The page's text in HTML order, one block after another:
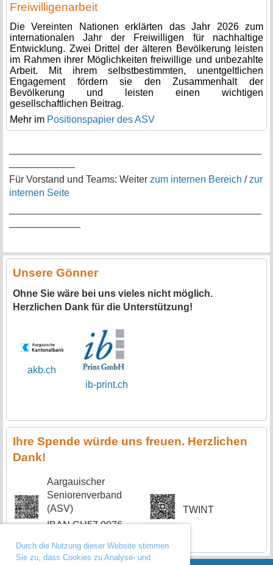
Durch die Nutzung dieser Website stimmen
Sie zu, dass Cookies zu Analyse- und
Freiwilligenarbeit
Die Vereinten Nationen erklärten das Jahr 2026 zum
internationalen Jahr der Freiwilligen für nachhaltige
Entwicklung. Zwei Drittel der älteren Bevölkerung leisten
im Rahmen ihrer Möglichkeiten freiwillige und unbezahlte
Arbeit. Mit ihrem selbstbestimmten, unentgeltlichen
Engagement fördern sie den Zusammenhalt der
Bevölkerung und leisten einen wichtigen
gesellschaftlichen Beitrag.
Mehr im Positionspapier des ASV
Für Vorstand und Teams: Weiter zum internen Bereich /zur
internen Seite
Unsere Gönner
Ohne Sie wäre bei uns vieles nicht möglich.
Herzlichen Dank für die Unterstützung!
akb.ch
ib-print.ch
Ihre Spende würde uns freuen. Herzlichen
Dank!
Aargauischer
Seniorenverband
(ASV)
IBAN CH57 0076
TWINT